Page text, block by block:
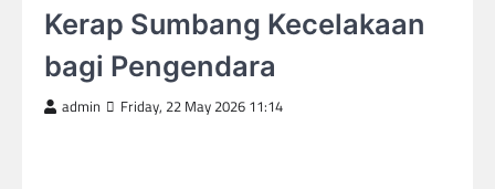
Kerap Sumbang Kecelakaan
bagi Pengendara
admin Friday, 22 May 2026 11:14